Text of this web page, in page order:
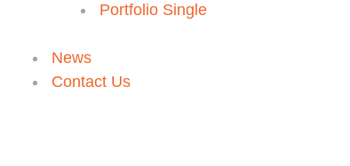
Portfolio Single
News
Contact Us